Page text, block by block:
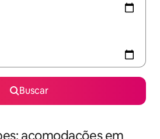
Buscar